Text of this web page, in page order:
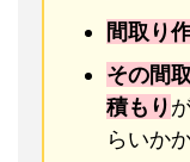
間取り
その間
積もり
らいか